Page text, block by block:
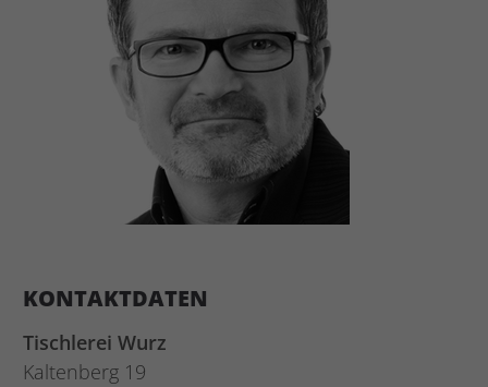
KONTAKTDATEN
Tischlerei Wurz
Kaltenberg 19